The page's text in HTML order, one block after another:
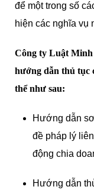
để một trong số
hiện các nghĩa vụ
Công ty Luật
hướng dẫn thủ tục
thể như sau:
Hướng dẫn
đề pháp lý
động chia
Hướng dẫn